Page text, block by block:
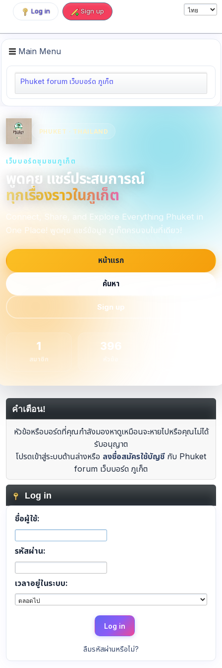
Log in Sign up
Main Menu
Phuket forum เว็บบอร์ด ภูเก็ต
PHUKET · THAILAND
เว็บบอร์ดชุมชนภูเก็ต
พูดคุย แชร์ประสบการณ์
ทุกเรื่องราวในภูเก็ต
Connect, Share, and Explore Everything Phuket in
One Place! พูดคุย แชร์ข้อมูล ภูเก็ตครบจบในที่เดียว!
หน้าแรก
ค้นหา
Sign up
1
สมาชิก
396
คำเตือน!
หัวข้อหรือบอร์ดที่คุณกำลังมองหาดูเหมือนจะหายไปหรือคุณไม่ได้
รับอนุญาต
โปรดเข้าสู่ระบบด้านล่างหรือ ลงชื่อสมัครใช้บัญชีกับ Phuket
forum เว็บบอร์ด ภูเก็ต
Log in
ชื่อผู้ใช้:
รหัสผ่าน:
เวลาอยู่ในระบบ:
ลืมรหัสผ่านหรือไม่?